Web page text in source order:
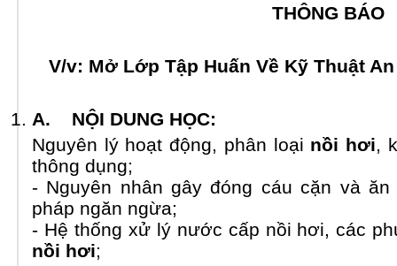
THÔNG BÁO
V/v: Mở Lớp Tập Huấn Về Kỹ Thuật
A. NỘI DUNG HỌC:
Nguyên lý hoạt động, phân loại nồi hơi,
thông dụng;
- Nguyên nhân gây đóng cáu cặn và
pháp ngăn ngừa;
- Hệ thống xử lý nước cấp nồi hơi, các
nồi hơi;